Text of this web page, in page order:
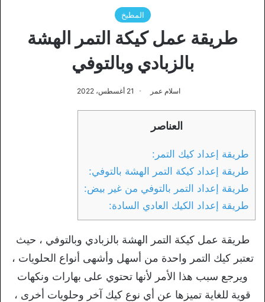
المطبخ
طريقة عمل كيكة التمر الهشة
بالزبادي وبالتوفي
اسلام عمر 21 أغسطس، 2022
العناصر
طريقة إعداد كيك التمر:
طريقة إعداد كيكة التمر الهشة بالتوفي:
طريقة إعداد التمر بالتوفي من غير بيض:
طريقة إعداد الكيك العادي السادة:
طريقة عمل كيكة التمر الهشة بالزبادي وبالتوفي ، حيث
تعتبر كيك التمر واحدة من أسهل وأشهى أنواع الحلويات ،
ويرجع سبب هذا الأمر لأنها تحتوي على بهارات ونكهات
قوية للغاية تميزها عن أي نوع كيك آخر وحلويات أخرى ،